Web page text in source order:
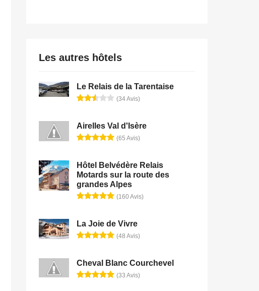
Les autres hôtels
Le Relais de la Tarentaise
(34 Avis)
Airelles Val d'Isère
(65 Avis)
Hôtel Belvédère Relais
Motards sur la route des
grandes Alpes
(160 Avis)
La Joie de Vivre
(48 Avis)
Cheval Blanc Courchevel
(33 Avis)